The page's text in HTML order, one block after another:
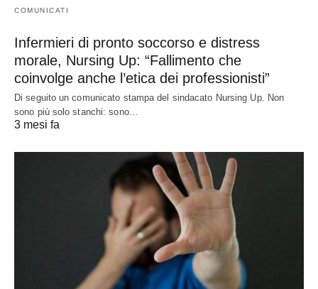
COMUNICATI
Infermieri di pronto soccorso e distress
morale, Nursing Up: “Fallimento che
coinvolge anche l’etica dei professionisti”
Di seguito un comunicato stampa del sindacato Nursing Up. Non
sono più solo stanchi: sono…
3 mesi fa